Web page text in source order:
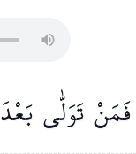
فَمَنْتَوَلّٰىبَعْدَ